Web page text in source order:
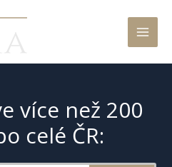
více než 200
celé ČR: